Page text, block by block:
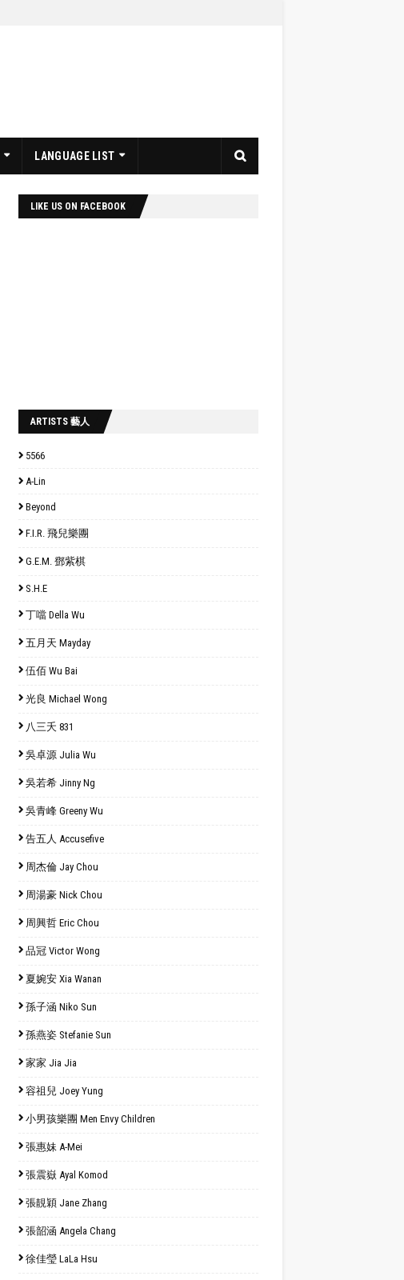
LANGUAGE LIST
LIKE US ON FACEBOOK
ARTISTS 藝人
5566
A-Lin
Beyond
F.I.R. 飛兒樂團
G.E.M. 鄧紫棋
S.H.E
丁噹 Della Wu
五月天 Mayday
伍佰 Wu Bai
光良 Michael Wong
八三夭 831
吳卓源 Julia Wu
吳若希 Jinny Ng
吳青峰 Greeny Wu
告五人 Accusefive
周杰倫 Jay Chou
周湯豪 Nick Chou
周興哲 Eric Chou
品冠 Victor Wong
夏婉安 Xia Wanan
孫子涵 Niko Sun
孫燕姿 Stefanie Sun
家家 Jia Jia
容祖兒 Joey Yung
小男孩樂團 Men Envy Children
張惠妹 A-Mei
張震嶽 Ayal Komod
張靚穎 Jane Zhang
張韶涵 Angela Chang
徐佳瑩 LaLa Hsu